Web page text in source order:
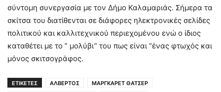
σύντομη συνεργασία με τον Δήμο Καλαμαριάς. Σήμερα τα
σκίτσα του διατίθενται σε διάφορες ηλεκτρονικές σελίδες
πολιτικού και καλλιτεχνικού περιεχομένου ενώ ο ίδιος
καταθέτει με το ” μολύβι” του πως είναι “ένας φτωχός και
μόνος σκιτσογράφος.
ΕΤΙΚΕΤΕΣ ΑΛΒΕΡΤΟΣ
ΜΑΡΓΚΑΡΕΤ ΘΑΤΣΕΡ